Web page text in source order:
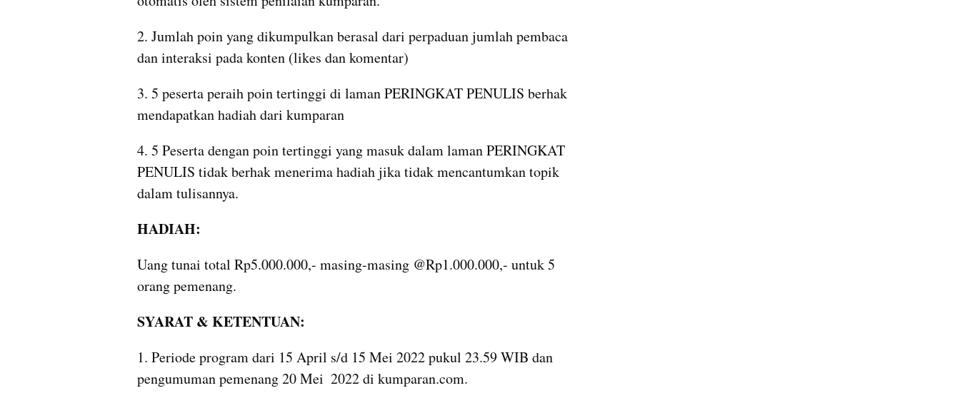
2. Jumlah poin yang dikumpulkan berasal dari perpaduan jumlah pembaca
dan interaksi pada konten (likes dan komentar)
3. 5 peserta peraih poin tertinggi di laman PERINGKAT PENULIS berhak
mendapatkan hadiah dari kumparan
4. 5 Peserta dengan poin tertinggi yang masuk dalam laman PERINGKAT
PENULIS tidak berhak menerima hadiah jika tidak mencantumkan topik
dalam tulisannya.
HADIAH:
Uang tunai total Rp5.000.000,- masing-masing @Rp1.000.000,- untuk 5
orang pemenang.
SYARAT & KETENTUAN:
1. Periode program dari 15 April s/d 15 Mei 2022 pukul 23.59 WIB dan
pengumuman pemenang 20 Mei  2022 di kumparan.com.